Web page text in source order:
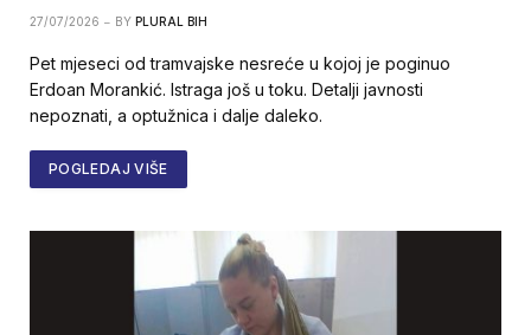
27/07/2026 BY PLURAL BIH
Pet mjeseci od tramvajske nesreće u kojoj je poginuo
Erdoan Morankić. Istraga još u toku. Detalji javnosti
nepoznati, a optužnica i dalje daleko.
POGLEDAJ VIŠE